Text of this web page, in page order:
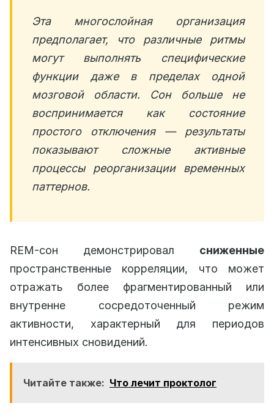
Эта многослойная организация
предполагает, что различные ритмы
могут выполнять специфические
функции даже в пределах одной
мозговой области. Сон больше не
воспринимается как состояние
простого отключения — результаты
показывают сложные активные
процессы реорганизации временных
паттернов.
REM-сон демонстрировал сниженные
пространственные корреляции, что может
отражать более фрагментированный или
внутренне сосредоточенный режим
активности, характерный для периодов
интенсивных сновидений.
Читайте также: Что лечит проктолог